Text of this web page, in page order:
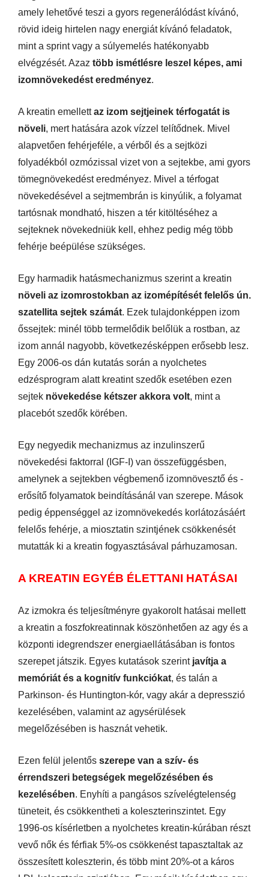
amely lehetővé teszi a gyors regenerálódást kívánó,
rövid ideig hirtelen nagy energiát kívánó feladatok,
mint a sprint vagy a súlyemelés hatékonyabb
elvégzését. Azaz több ismétlésre leszel képes, ami
izomnövekedést eredményez.
A kreatin emellettaz izom sejtjeinek térfogatát is
növeli, mert hatására azok vízzel telítődnek. Mivel
alapvetően fehérjeféle, a vérből és a sejtközi
folyadékból ozmózissal vizet von a sejtekbe, ami gyors
tömegnövekedést eredményez. Mivel a térfogat
növekedésével a sejtmembrán is kinyúlik, a folyamat
tartósnak mondható, hiszen a tér kitöltéséhez a
sejteknek növekedniük kell, ehhez pedig még több
fehérje beépülése szükséges.
Egy harmadik hatásmechanizmus szerint a kreatin
növeli az izomrostokban az izomépítését felelős ún.
szatellita sejtek számát. Ezek tulajdonképpen izom
őssejtek: minél több termelődik belőlük a rostban, az
izom annál nagyobb, következésképpen erősebb lesz.
Egy 2006-os dán kutatás során a nyolchetes
edzésprogram alatt kreatint szedők esetében ezen
sejtek növekedése kétszer akkora volt, mint a
placebót szedők körében.
Egy negyedik mechanizmus az inzulinszerű
növekedési faktorral (IGF-I) van összefüggésben,
amelynek a sejtekben végbemenő izomnövesztő és -
erősítő folyamatok beindításánál van szerepe. Mások
pedig éppenséggel az izomnövekedés korlátozásáért
felelős fehérje, a miosztatin szintjének csökkenését
mutatták ki a kreatin fogyasztásával párhuzamosan.
A KREATIN EGYÉB ÉLETTANI HATÁSAI
Az izmokra és teljesítményre gyakorolt hatásai mellett
a kreatin a foszfokreatinnak köszönhetően az agy és a
központi idegrendszer energiaellátásában is fontos
szerepet játszik. Egyes kutatások szerint javítja a
memóriát és a kognitív funkciókat, és talán a
Parkinson- és Huntington-kór, vagy akár a depresszió
kezelésében, valamint az agysérülések
megelőzésében is hasznát vehetik.
Ezen felül jelentős szerepe van a szív- és
érrendszeri betegségek megelőzésében és
kezelésében. Enyhíti a pangásos szívelégtelenség
tüneteit, és csökkentheti a koleszterinszintet. Egy
1996-os kísérletben a nyolchetes kreatin-kúrában részt
vevő nők és férfiak 5%-os csökkenést tapasztaltak az
összesített koleszterin, és több mint 20%-ot a káros